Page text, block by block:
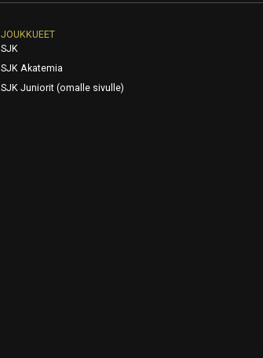
JOUKKUEET
SJK
SJK Akatemia
SJK Juniorit (omalle sivulle)